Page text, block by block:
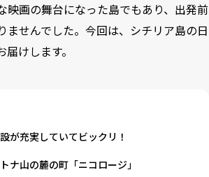
映画の舞台になった島でもあり、出発前
ませんでした。今回は、シチリア島の日
けします。
が充実していてビックリ！
ナ山の麓の町「ニコロージ」